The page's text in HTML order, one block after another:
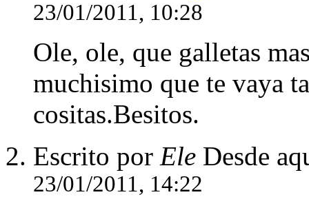
23/01/2011, 10:28
Ole, ole, que galletas
muchisimo que te vaya
cositas.Besitos.
Escrito por Ele Desde
23/01/2011, 14:22